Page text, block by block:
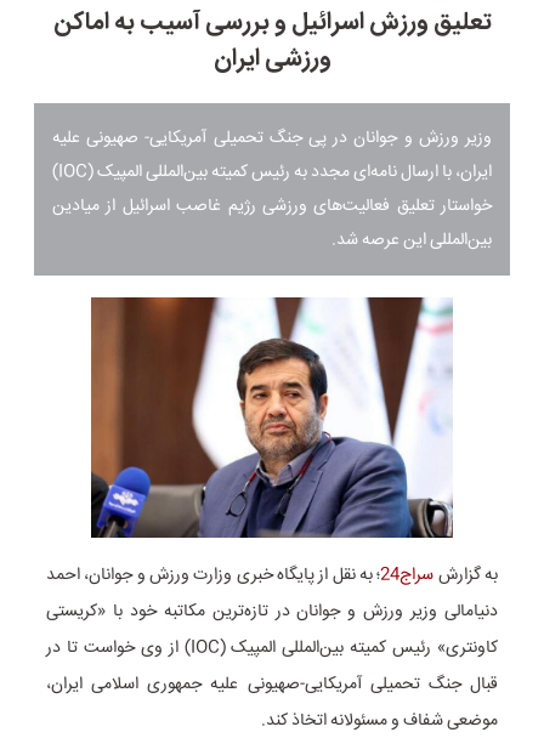
تعلیق ورزش اسرائیل و بررسی آسیب به اماکن
ورزشی ایران
وزیر ورزش و جوانان در پی جنگ تحمیلی آمریکایی- صهیونی علیه
ایران، با ارسال نامه‌ای مجدد به رئیس کمیته بین‌المللی المپیک (IOC)
خواستار تعلیق فعالیت‌های ورزشی رژیم غاصب اسرائیل از میادین
بین‌المللی این عرصه شد.
به گزارشسراج24
؛ به نقل از پایگاه خبری وزارت ورزش و جوانان، احمد
دنیامالی وزیر ورزش و جوانان در تازه‌ترین مکاتبه خود با «کریستی
کاونتری» رئیس کمیته بین‌المللی المپیک (IOC) از وی خواست تا در
قبال جنگ تحمیلی آمریکایی-صهیونی علیه جمهوری اسلامی ایران،
موضعی شفاف و مسئولانه اتخاذ کند.